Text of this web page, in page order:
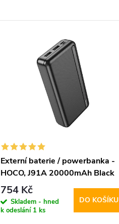
Externí baterie / powerbanka -
HOCO, J91A 20000mAh Black
754 Kč
Skladem - hned
k odeslání 1 ks
DO KOŠÍKU